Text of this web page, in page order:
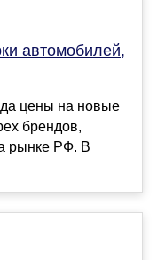
автомобилей,
цены на новые
брендов,
рынке РФ. В